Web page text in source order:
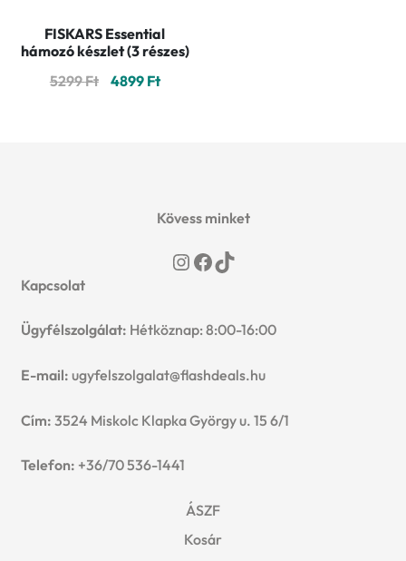
FISKARS Essential
hámozó készlet (3 részes)
5299Ft Original
4899 FtCurrent
Kövess minket
Instagram
Facebook
TikTok
Kapcsolat
Ügyfélszolgálat: Hétköznap: 8:00-16:00
E-mail: ugyfelszolgalat@flashdeals.hu
Cím: 3524 Miskolc Klapka György u. 15 6/1
Telefon: +36/70 536-1441
ÁSZF
Kosár